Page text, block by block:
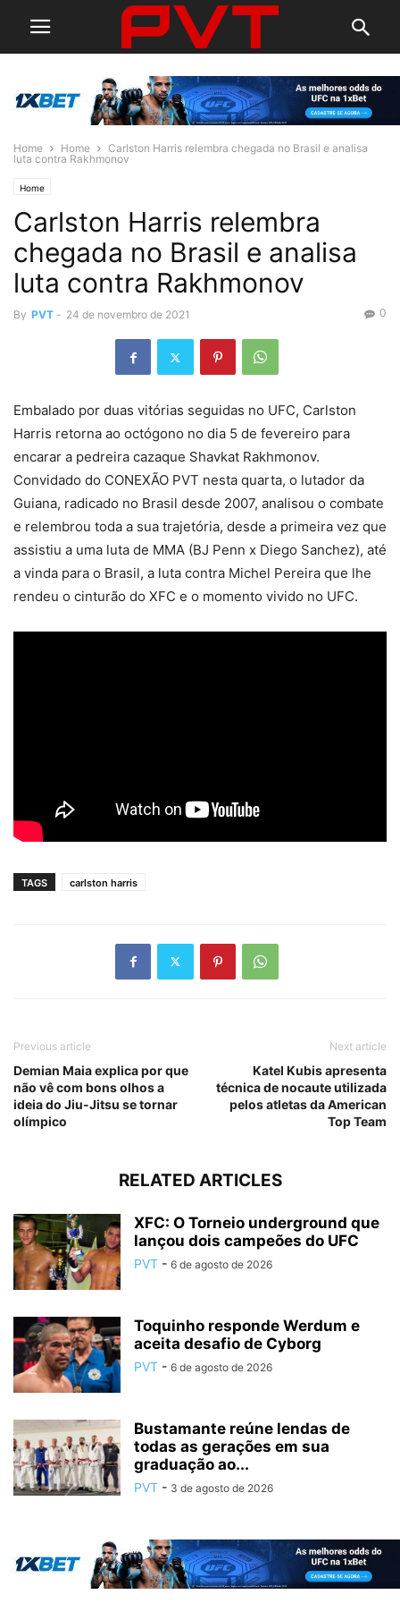
Home Home
Carlston Harris relembra chegada no Brasil e analisa
luta contra Rakhmonov
Home
Carlston Harris relembra
chegada no Brasil e analisa
luta contra Rakhmonov
By PVT - 24 de novembro de 2021 0
Embalado por duas vitórias seguidas no UFC, Carlston
Harris retorna ao octógono no dia 5 de fevereiro para
encarar a pedreira cazaque Shavkat Rakhmonov.
Convidado do CONEXÃO PVT nesta quarta, o lutador da
Guiana, radicado no Brasil desde 2007, analisou o combate
e relembrou toda a sua trajetória, desde a primeira vez que
assistiu a uma luta de MMA (BJ Penn x Diego Sanchez), até
a vinda para o Brasil, a luta contra Michel Pereira que lhe
rendeu o cinturão do XFC e o momento vivido no UFC.
TAGS carlston harris
Previous article
Demian Maia explica por que
não vê com bons olhos a
ideia do Jiu-Jitsu se tornar
olímpico
Next article
Katel Kubis apresenta
técnica de nocaute utilizada
pelos atletas da American
Top Team
RELATED ARTICLES
XFC: O Torneio underground que
lançou dois campeões do UFC
PVT - 6 de agosto de 2026
Toquinho responde Werdum e
aceita desafio de Cyborg
PVT - 6 de agosto de 2026
Bustamante reúne lendas de
todas as gerações em sua
graduação ao...
PVT - 3 de agosto de 2026